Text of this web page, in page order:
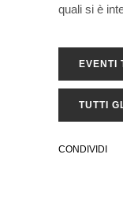
quali si è
EVENTI
TUTTI
CONDIVIDI